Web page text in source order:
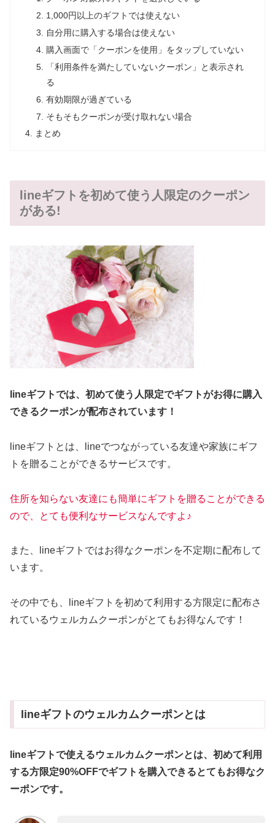
1,000円以上のギフトでは使えない
自分用に購入する場合は使えない
購入画面で「クーポンを使用」をタップしていない
「利用条件を満たしていないクーポン」と表示され
る
有効期限が過ぎている
そもそもクーポンが受け取れない場合
まとめ
lineギフトを初めて使う人限定のクーポン
がある!
lineギフトでは、初めて使う人限定でギフトがお得に購入
できるクーポンが配布されています！
lineギフトとは、lineでつながっている友達や家族にギフ
トを贈ることができるサービスです。
住所を知らない友達にも簡単にギフトを贈ることができる
ので、とても便利なサービスなんですよ♪
また、lineギフトではお得なクーポンを不定期に配布して
います。
その中でも、lineギフトを初めて利用する方限定に配布さ
れているウェルカムクーポンがとてもお得なんです！
lineギフトのウェルカムクーポンとは
lineギフトで使えるウェルカムクーポンとは、初めて利用
する方限定90%OFFでギフトを購入できるとてもお得なク
ーポンです。